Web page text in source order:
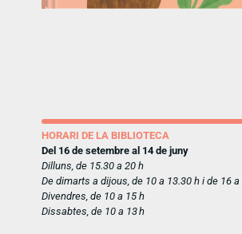
HORARI DE LA BIBLIOTECA
Del 16 de setembre al 14 de juny
Dilluns, de 15.30 a 20 h
De dimarts a dijous, de 10 a 13.30 h i de 16 a
Divendres, de 10 a 15 h
Dissabtes, de 10 a 13 h